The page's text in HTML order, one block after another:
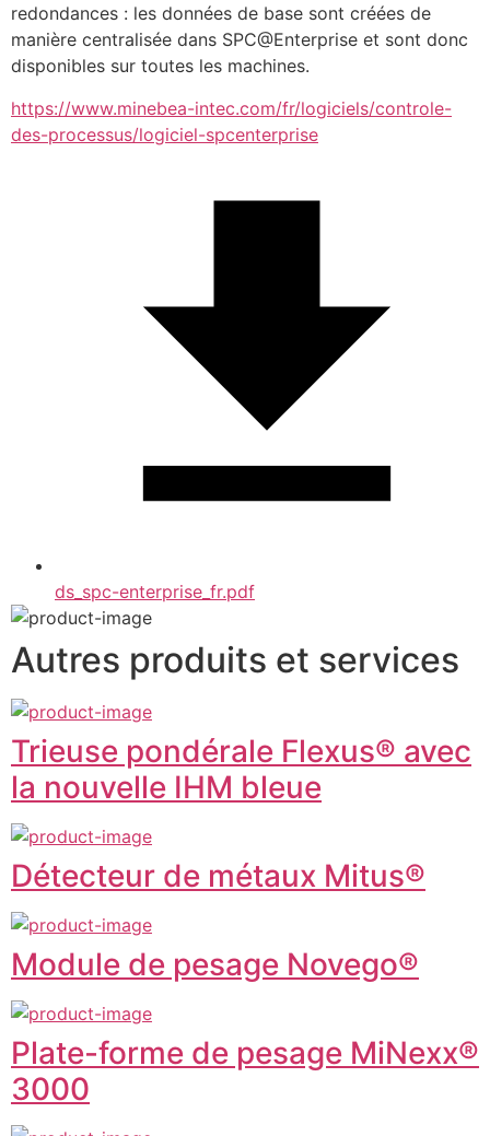
redondances : les données de base sont créées de
manière centralisée dans SPC@Enterprise et sont donc
disponibles sur toutes les machines.
https://www.minebea-intec.com/fr/logiciels/controle-
des-processus/logiciel-spcenterprise
ds_spc-enterprise_fr.pdf
Autres produits et services
Trieuse pondérale Flexus® avec
la nouvelle IHM bleue
Détecteur de métaux Mitus®
Module de pesage Novego®
Plate-forme de pesage MiNexx®
3000